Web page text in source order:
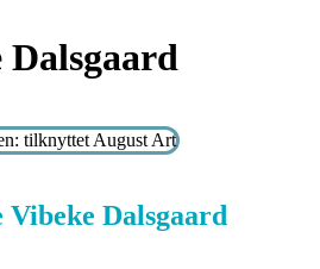
Dalsgaard